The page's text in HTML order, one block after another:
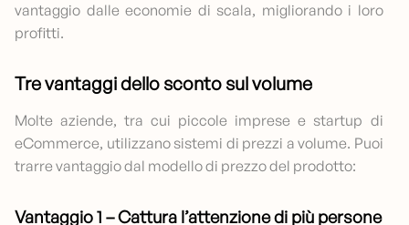
vantaggio dalle economie di scala, migliorando i loro
profitti.
Tre vantaggi dello sconto sul volume
Molte aziende, tra cui piccole imprese e startup di
eCommerce, utilizzano sistemi di prezzi a volume. Puoi
trarre vantaggio dal modello di prezzo del prodotto:
Vantaggio 1 – Cattura l’attenzione di più persone